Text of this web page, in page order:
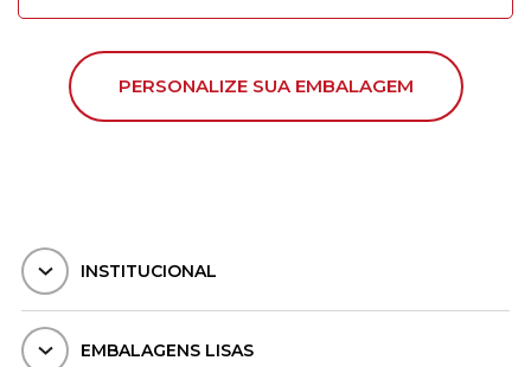
PERSONALIZE SUA EMBALAGEM
INSTITUCIONAL
EMBALAGENS LISAS